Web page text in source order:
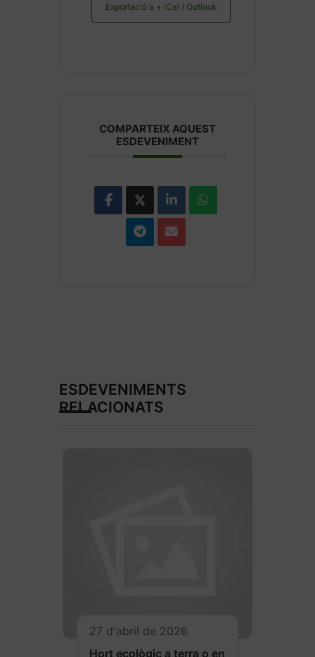
Exportació a + iCal / Outlook
COMPARTEIX AQUEST
ESDEVENIMENT
ESDEVENIMENTS
RELACIONATS
27 d'abril de 2026
Hort ecològic a terra o en